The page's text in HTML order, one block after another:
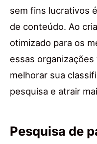
sem fins lucrativos
de conteúdo. Ao
otimizado para os
essas
melhorar sua
pesquisa e atrair
Pesquisa de